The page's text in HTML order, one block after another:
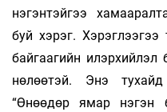
нэгэнтэйгээ
буй хэрэг.
байгаагийн илэрхийлэл
нөлөөтэй. Энэ
“Өнөөдөр ямар нэгэн